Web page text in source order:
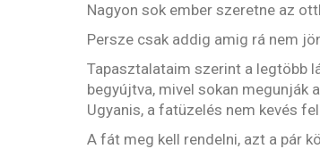
Nagyon sok ember szeretne az
Persze csak addig amig rá nem
Tapasztalataim szerint a legtöbb
begyújtva, mivel sokan megunják
Ugyanis, a fatüzelés nem kevés
A fát meg kell rendelni, azt a pár